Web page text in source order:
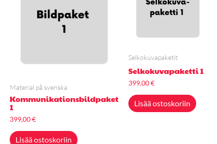
Material på svenska
Kommunikationsbildpaket
1
399,00€
Lisää ostoskoriin
Selkokuvapaketit
Selkokuvapaketti 1
399,00€
Lisää ostoskoriin